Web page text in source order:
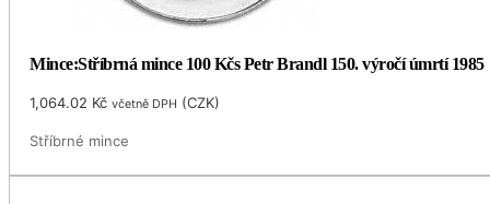
Mince:Stříbrná mince 100 Kčs Petr Brandl 150. výročí úmrtí 1985
1,064.02 Kč včetně DPH (CZK)
Stříbrné mince